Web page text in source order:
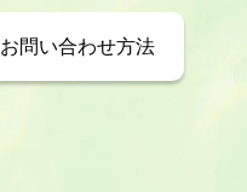
お問い合わせ方法